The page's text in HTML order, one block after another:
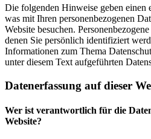
Die folgenden Hinweise geben einen
was mit Ihren personenbezogenen
Website besuchen.
denen Sie persönlich identifiziert
Informationen zum Thema
unter diesem Text aufgeführten
Datenerfassung auf dieser
Wer ist verantwortlich für die
Website?